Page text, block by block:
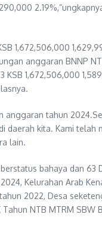
1,672,506,000
anggaran BNNP
KSB 1,672,506,000
anggaran tahun
daerah kita. Kami telah
lain.
bahaya dan 63
Kelurahan Arab
2022, Desa
NTB MTRM SBW